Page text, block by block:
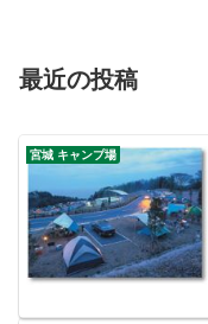
最近の投稿
宮城 キャンプ場